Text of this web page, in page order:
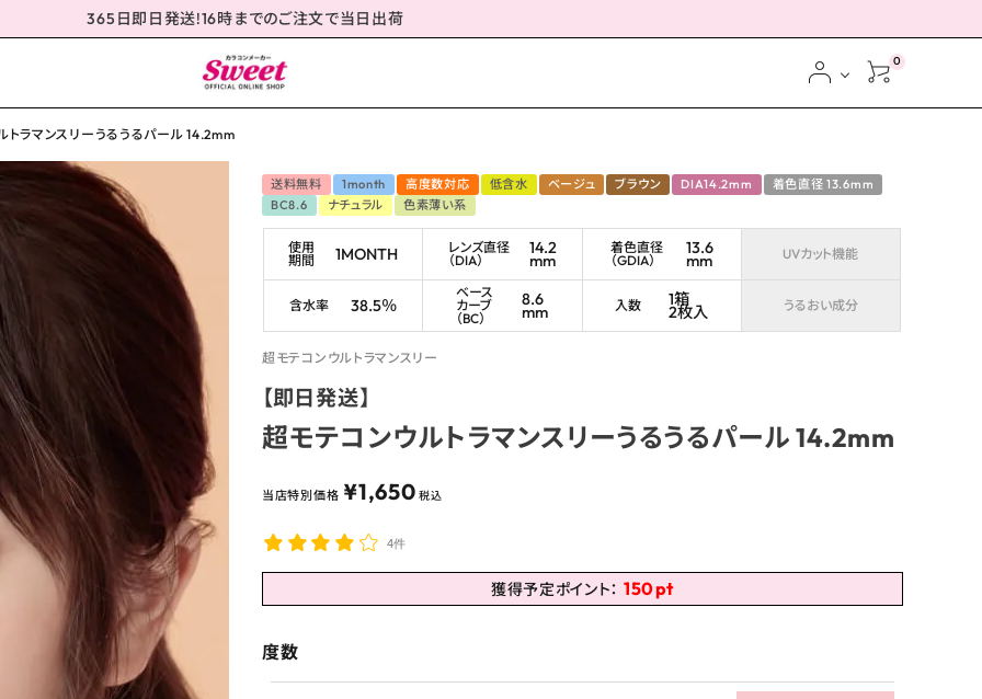
365日即日発送!16時までのご注文で当日出荷
0
トラマンスリーうるうるパール 14.2mm
送料無料 1month 高度数対応 低含水 ベージュ ブラウン DIA14.2mm
着色直径 13.6mm
BC8.6
ナチュラル 色素薄い系
使用
期間
1MONTH
レンズ直径
（DIA）
14.2
mm
着色直径
（GDIA）
13.6
mm UVカット機能
含水率 38.5％
ベース
カーブ
（BC）
8.6
mm 入数 1箱
2枚入 うるおい成分
超モテコンウルトラマンスリー
【即日発送】
超モテコンウルトラマンスリーうるうるパール 14.2mm
当店特別価格 ¥1,650 税込
4件
獲得予定ポイント： 150pt
度数